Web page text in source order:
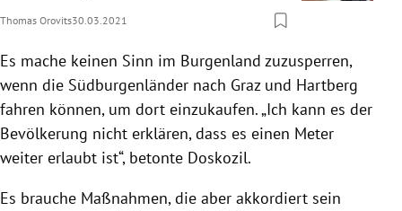
Thomas Orovits30.03.2021
Es mache keinen Sinn im Burgenland zuzusperren,
wenn die Südburgenländer nach Graz und Hartberg
fahren können, um dort einzukaufen. „Ich kann es der
Bevölkerung nicht erklären, dass es einen Meter
weiter erlaubt ist“, betonte Doskozil.
Es brauche Maßnahmen, die aber akkordiert sein